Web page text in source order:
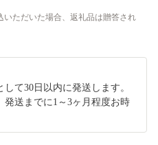
ただいた場合、返礼品は贈答され
て30日以内に発送します。
発送までに1～3ヶ月程度お時